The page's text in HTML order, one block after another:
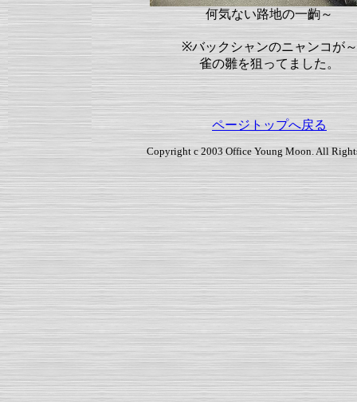
何気ない路地の一齣～
※バックシャンのニャンコが～
雀の雛を狙ってました。
ページトップへ戻る
Copyright c 2003 Office Young Moon. All